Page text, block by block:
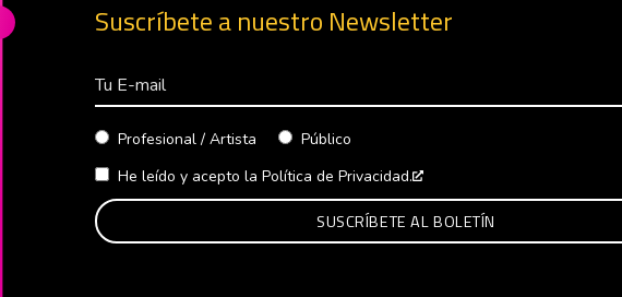
Suscríbete a nuestro Newsletter
Correo Electrónico
Profesional / Artista
Público
He leído y acepto la Política de Privacidad.